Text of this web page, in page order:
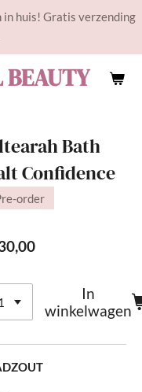
BEAUTY
in huis! Gratis verzending
Bath
Confidence
order
In
winkelwagen